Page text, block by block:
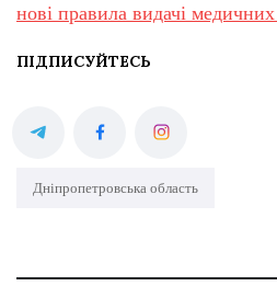
нові правила видачі
ПІДПИСУЙТЕСЬ
Дніпропетровська область